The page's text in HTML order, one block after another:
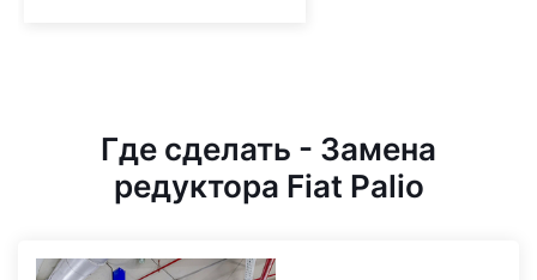
Где сделать - Замена
редуктора Fiat Palio